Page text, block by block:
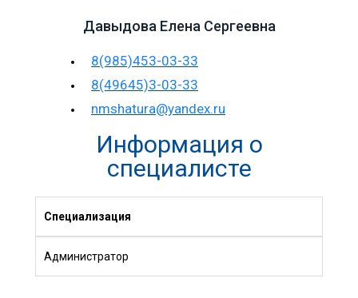
Давыдова Елена Сергеевна
8(985)453-03-33
8(49645)3-03-33
nmshatura@yandex.ru
Информация о
специалисте
Специализация
Администратор